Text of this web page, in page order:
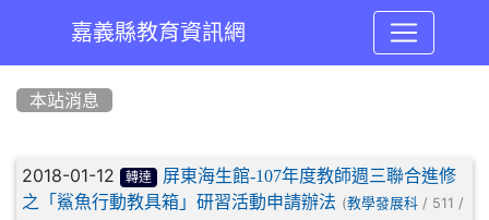
嘉義縣教育資訊網
本站消息
文章列表
2018-01-12 轉達
屏東海生館-107年度教師週三聯合進修
之「鯊魚行動教具箱」研習活動申請辦法 (教學發展科 / 511 /